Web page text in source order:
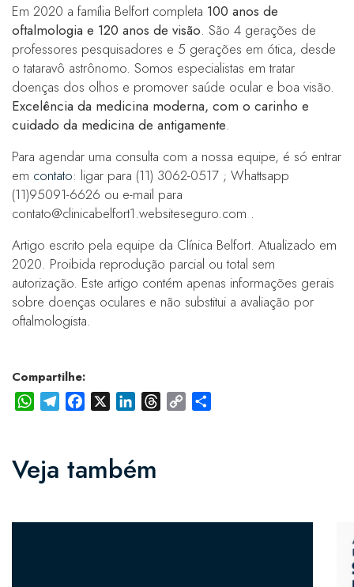
Em 2020 a família Belfort completa 100 anos de
oftalmologia e 120 anos de visão. São 4 gerações de
professores pesquisadores e 5 gerações em ótica, desde
o tataravô astrônomo. Somos especialistas em tratar
doenças dos olhos e promover saúde ocular e boa visão.
Excelência da medicina moderna, com o carinho e
cuidado da medicina de antigamente.
Para agendar uma consulta com a nossa equipe, é só entrar
em contato: ligar para (11) 3062-0517 ; Whattsapp
(11)95091-6626 ou e-mail para
contato@clinicabelfort1.websiteseguro.com .
Artigo escrito pela equipe da Clínica Belfort. Atualizado em
2020. Proibida reprodução parcial ou total sem
autorização. Este artigo contém apenas informações gerais
sobre doenças oculares e não substitui a avaliação por
oftalmologista.
Compartilhe:
WhatsAppTelegramFacebook LinkedInThreadsCopy
Veja também